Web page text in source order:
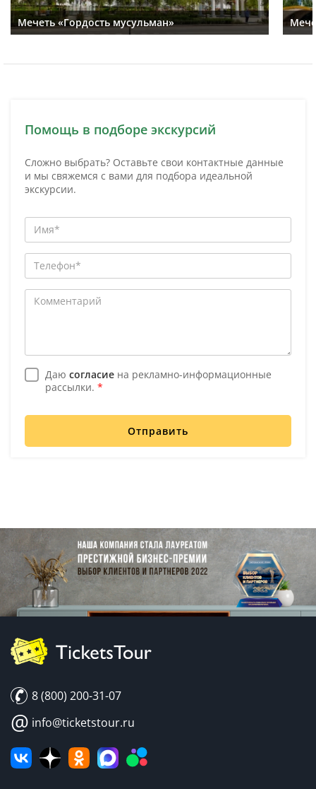
Мечеть «Гордость мусульман»
Помощь в подборе экскурсий
Сложно выбрать? Оставьте свои контактные данные
и мы свяжемся с вами для подбора идеальной
экскурсии.
Даю согласие на рекламно-информационные
рассылки. *
Отправить
8 (800) 200-31-07
@ info@ticketstour.ru